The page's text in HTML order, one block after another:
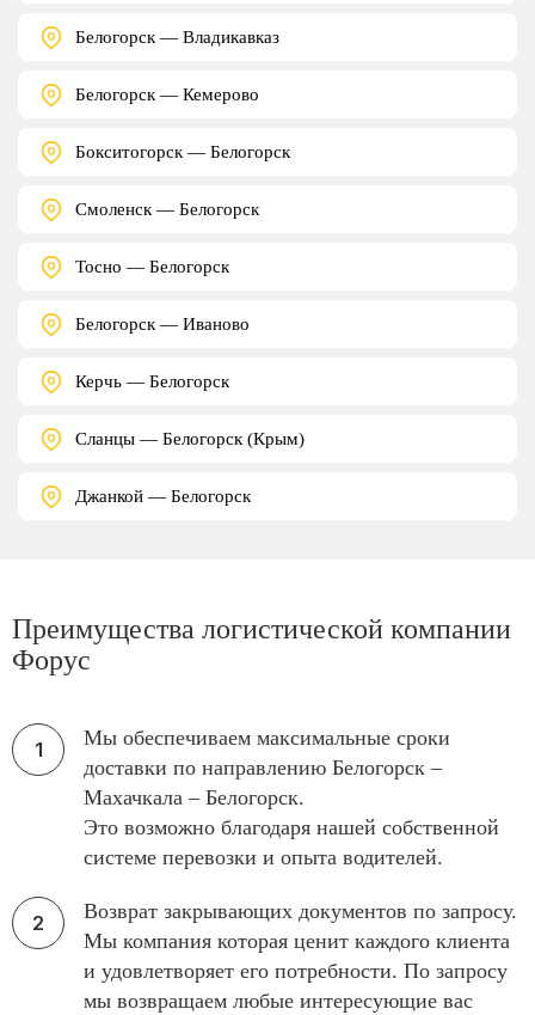
Белогорск — Владикавказ
Белогорск — Кемерово
Бокситогорск — Белогорск
Смоленск — Белогорск
Тосно — Белогорск
Белогорск — Иваново
Керчь — Белогорск
Сланцы — Белогорск (Крым)
Джанкой — Белогорск
Преимущества логистической компании
Форус
Мы обеспечиваем максимальные сроки
доставки по направлению Белогорск –
Махачкала – Белогорск.
Это возможно благодаря нашей собственной
системе перевозки и опыта водителей.
Возврат закрывающих документов по запросу.
Мы компания которая ценит каждого клиента
и удовлетворяет его потребности. По запросу
мы возвращаем любые интересующие вас